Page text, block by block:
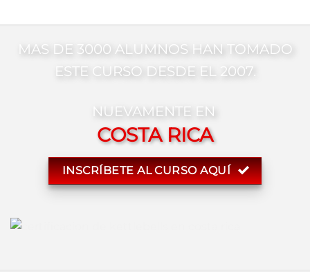
MAS DE 3000 ALUMNOS HAN TOMADO
ESTE CURSO DESDE EL 2007.
NUEVAMENTE EN
COSTA RICA
INSCRÍBETE AL CURSO AQUÍ